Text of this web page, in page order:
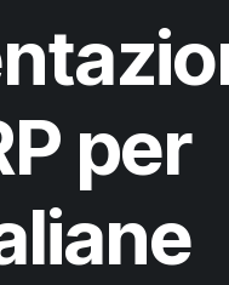
per